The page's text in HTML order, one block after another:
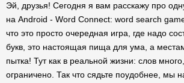
Эй, друзья! Сегодня я вам расскажу про
на Android - Word Connect: word search
что это просто очередная игра, где надо
букв, это настоящая пища для ума, а
пытка! Тут как в реальной жизни: слов
ограничено. Так что сядьте поудобнее, мы